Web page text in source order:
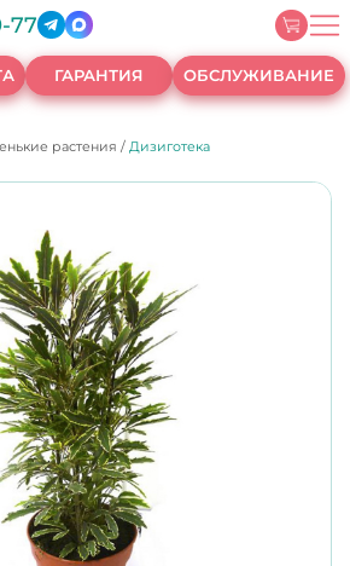
77
ГАРАНТИЯ ОБСЛУЖИВАНИЕ
растения / Дизиготека